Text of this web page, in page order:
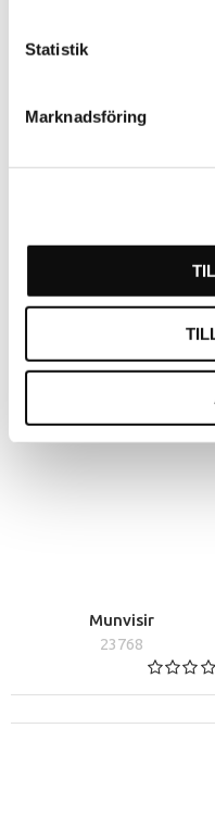
Statistik
Marknadsföring
Fönstersticker Stor
Munvisir
23768